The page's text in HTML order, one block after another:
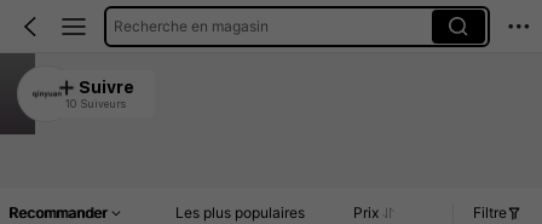
Recherche en magasin
qinyuan
4.86
Suivre
10 Suiveurs
Recommander Les plus populaires Prix Filtre